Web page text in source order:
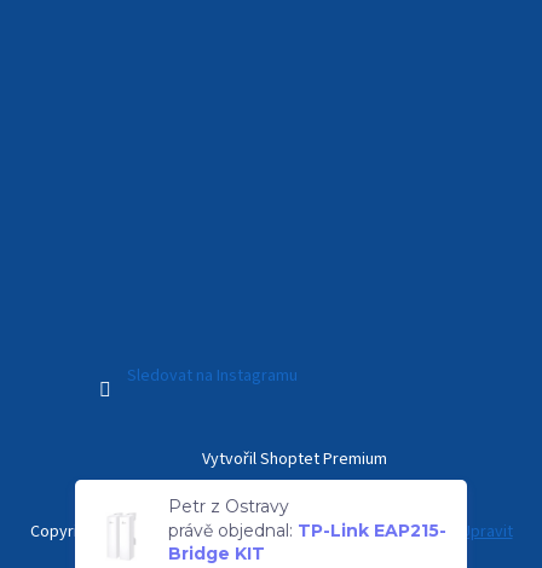
Sledovat na Instagramu
Vytvořil Shoptet Premium
Copyright 2026 Kamerový Svět. Všechna práva vyhrazena.
Upravit
nastavení cookies
právě objednal:
Bridge KIT